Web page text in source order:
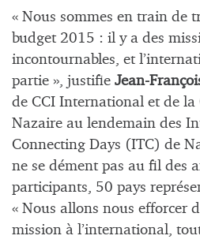
« Nous sommes en train de
budget 2015 : il y a des
incontournables, et
partie », justifie Jean-
de CCI International et de la
Nazaire au lendemain des
Connecting Days (ITC) de
ne se dément pas au fil des
participants, 50 pays
« Nous allons nous efforcer
mission à l’international,